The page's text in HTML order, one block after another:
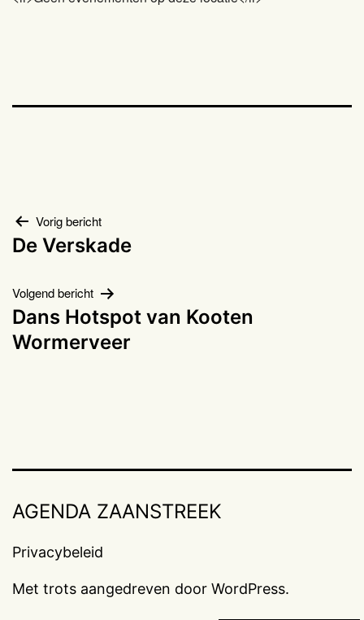
Bericht
Vorig bericht
De Verskade
Volgend bericht
Dans Hotspot van Kooten
Wormerveer
AGENDA ZAANSTREEK
Privacybeleid
Met trots aangedreven door WordPress.